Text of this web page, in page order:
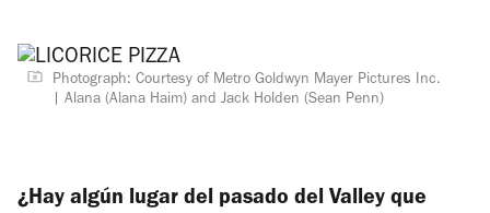
Photograph: Courtesy of Metro Goldwyn Mayer Pictures Inc.
Alana (Alana Haim) and Jack Holden (Sean Penn)
¿Hay algún lugar del pasado del Valley que